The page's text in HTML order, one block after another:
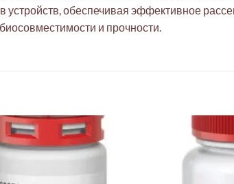
устройств, обеспечивая эффективное
и прочности.